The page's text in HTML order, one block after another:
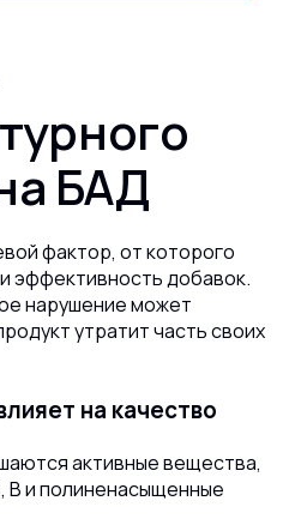
БАД
фактор, от которого
эффективность добавок.
нарушение может
утратит часть своих
на качество
активные вещества,
В и полиненасыщенные